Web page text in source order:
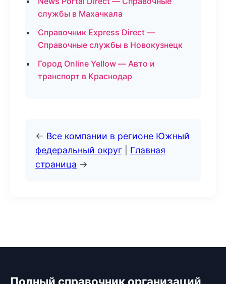
службы в Махачкала
Справочник Express Direct —
Справочные службы в Новокузнецк
Город Online Yellow — Авто и
транспорт в Краснодар
← Все компании в регионе Южный
федеральный округ
Главная
страница →
Полный справочник организаций